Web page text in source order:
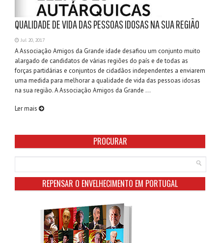
QUALIDADE DE VIDA DAS PESSOAS IDOSAS NA SUA REGIÃO
Jul 20, 2017
A Associação Amigos da Grande idade desafiou um conjunto muito
alargado de candidatos de várias regiões do país e de todas as
forças partidárias e conjuntos de cidadãos independentes a enviarem
uma medida para melhorar a qualidade de vida das pessoas idosas
na sua região. A Associação Amigos da Grande ...
Ler mais
PROCURAR
REPENSAR O ENVELHECIMENTO EM PORTUGAL